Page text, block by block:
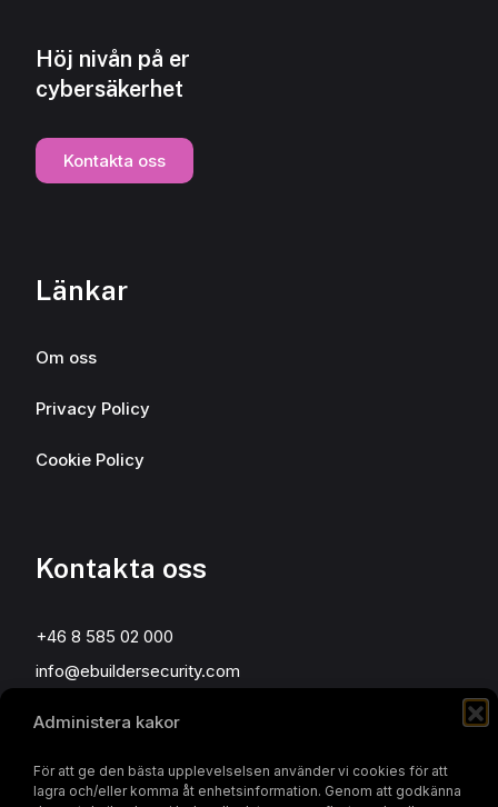
Administera kakor
För att ge den bästa upplevelselsen använder vi cookies för att
lagra och/eller komma åt enhetsinformation. Genom att godkänna
Höj nivån på er
cybersäkerhet
Kontakta oss
Länkar
Om oss
Privacy Policy
Cookie Policy
Kontakta oss
+46 8 585 02 000
info@ebuildersecurity.com
eBuilder Sweden AB
Kista Science Tower
Färögatan 33